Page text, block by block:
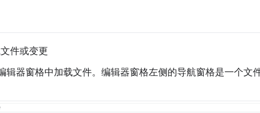
件或变更
辑器窗格中加载文件。编辑器窗格左侧的导航窗格是一个文